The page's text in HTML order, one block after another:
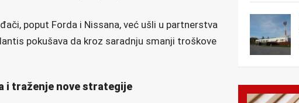
poput Forda i Nissana, već ušli u partnerstva
pokušava da kroz saradnju smanji troškove
i traženje nove strategije